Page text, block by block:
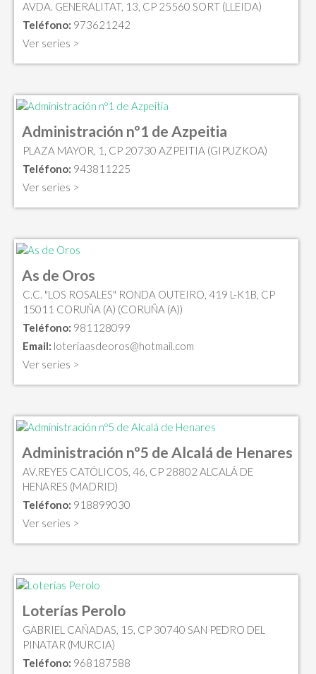
AVDA. GENERALITAT, 13, CP 25560 SORT (LLEIDA)
Teléfono: 973621242
Ver series >
Administración nº1 de Azpeitia
PLAZA MAYOR, 1, CP 20730 AZPEITIA (GIPUZKOA)
Teléfono: 943811225
Ver series >
As de Oros
C.C. "LOS ROSALES" RONDA OUTEIRO, 419 L-K1B, CP
15011 CORUÑA (A) (CORUÑA (A))
Teléfono: 981128099
Email: loteriaasdeoros@hotmail.com
Ver series >
Administración nº5 de Alcalá de Henares
AV.REYES CATÓLICOS, 46, CP 28802 ALCALÁ DE
HENARES (MADRID)
Teléfono: 918899030
Ver series >
Loterías Perolo
GABRIEL CAÑADAS, 15, CP 30740 SAN PEDRO DEL
PINATAR (MURCIA)
Teléfono: 968187588